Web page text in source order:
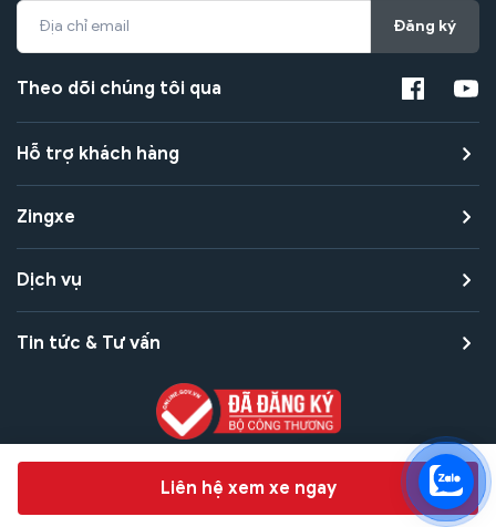
Chat hỗ trợ
Liên hệ xem xe ngay
Đăng ký
Theo dõi chúng tôi qua
Hỗ trợ khách hàng
Zingxe
Dịch vụ
Tin tức & Tư vấn
Bảo mật quyền riêng tư
Điều khoản sử dụng